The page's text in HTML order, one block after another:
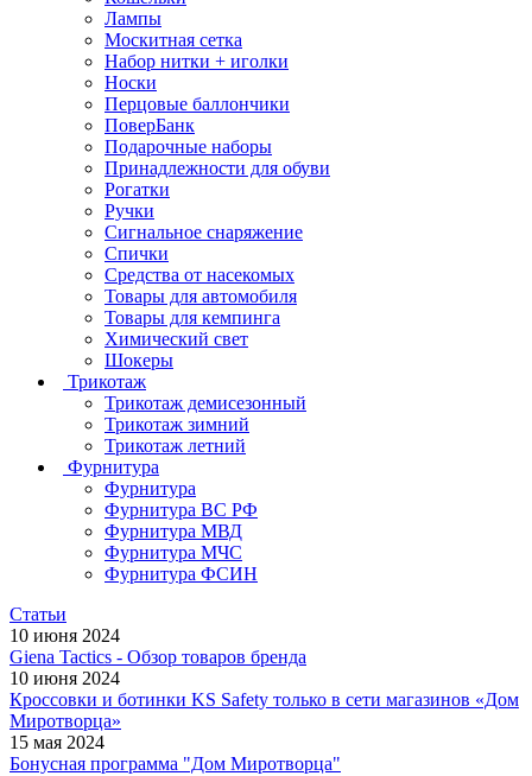
Лампы
Москитная сетка
Набор нитки + иголки
Носки
Перцовые баллончики
ПоверБанк
Подарочные наборы
Принадлежности для обуви
Рогатки
Ручки
Сигнальное снаряжение
Спички
Средства от насекомых
Товары для автомобиля
Товары для кемпинга
Химический свет
Шокеры
Трикотаж
Трикотаж демисезонный
Трикотаж зимний
Трикотаж летний
Фурнитура
Фурнитура
Фурнитура ВС РФ
Фурнитура МВД
Фурнитура МЧС
Фурнитура ФСИН
Статьи
10 июня 2024
Giena Tactics - Обзор товаров бренда
10 июня 2024
Кроссовки и ботинки KS Safety только в сети магазинов «Дом
Миротворца»
15 мая 2024
Бонусная программа "Дом Миротворца"